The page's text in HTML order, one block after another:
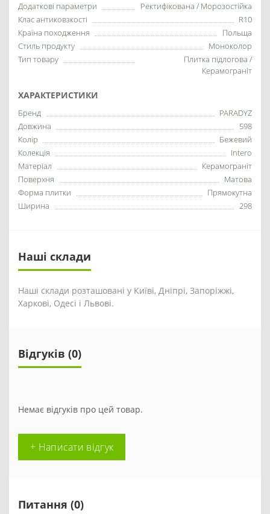
Додаткові параметри
Ректифікована / Морозостійка
Клас антиковзкості
R10
Країна походження
Польща
Стиль продукту
Моноколор
Тип товару
Плитка підлогова /
Керамограніт
ХАРАКТЕРИСТИКИ
Бренд
PARADYZ
Довжина
598
Колір
Бежевий
Колекція
Intero
Матеріал
Керамограніт
Поверхня
Матова
Форма плитки
Прямокутна
Ширина
298
Наші склади
Наші склади розташовані у Київі, Дніпрі, Запоріжжі,
Харкові, Одесі і Львові.
Відгуків (0)
Немає відгуків про цей товар.
+ Написати відгук
Питання (0)